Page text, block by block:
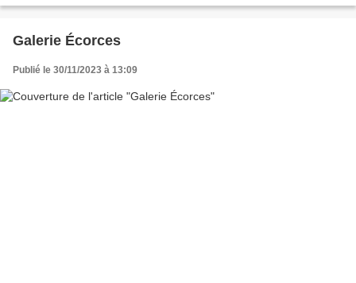
Galerie Écorces
Publié le 30/11/2023 à 13:09